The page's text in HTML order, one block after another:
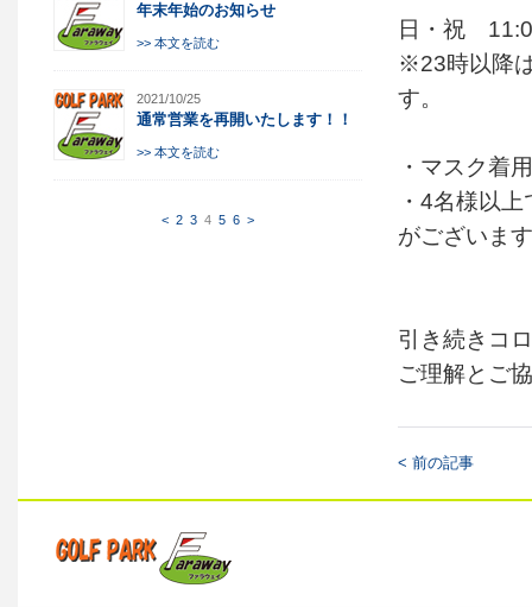
年末年始のお知らせ
>> 本文を読む
2021/10/25
通常営業を再開いたします！！
>> 本文を読む
< 2 3 4 5 6 >
日・祝
※23時以降
す。
・マスク着
・4名様以
がございま
引き続きコ
ご理解とご
< 前の記事